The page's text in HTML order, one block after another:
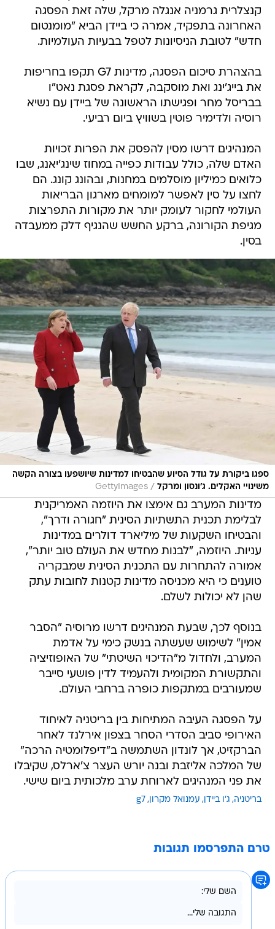
קנצלרית גרמניה אנגלה מרקל, שלה זאת הפסגה
האחרונה בתפקיד, אמרה כי ביידן הביא "מומנטום
חדש" לטובת הניסיונות לטפל בבעיות העולמיות.
בהצהרת סיכום הפסגה, מדינות G7 תקפו בחריפות
את בייג'ינג ואת מוסקבה, לקראת פסגת נאט"ו
בבריסל מחר ופגישתו הראשונה של ביידן עם נשיא
רוסיה ולדימיר פוטין בשוויץ ביום רביעי.
המנהיגים דרשו מסין להפסק את הפרות זכויות
האדם שלה, כולל עבודות כפייה במחוז שינג'יאנג, שבו
כלואים כמיליון מוסלמים במחנות, ובהונג קונג. הם
לחצו על סין לאפשר למומחים מארגון הבריאות
העולמי לחקור לעומק יותר את מקורות התפרצות
מגיפת הקורונה, ברקע החשש שהנגיף דלק ממעבדה
בסין.
ספגו ביקורת על גודל הסיוע שהבטיחו למדינות שיושפעו בצורה הקשה
משינויי האקלים. ג'ונסון ומרקל /
GettyImages
מדינות המערב גם אימצו את היוזמה האמריקנית
לבלימת תכנית התשתיות הסינית "חגורה ודרך",
והבטיחו השקעות של מיליארד דולרים במדינות
עניות. היוזמה, "לבנות מחדש את העולם טוב יותר",
אמורה להתחרות עם התכנית הסינית שמבקריה
טוענים כי היא מכניסה מדינות קטנות לחובות עתק
שהן לא יכולות לשלם.
בנוסף לכך, שבעת המנהיגים דרשו מרוסיה "הסבר
אמין" לשימוש שעשתה בנשק כימי על אדמת
המערב, ולחדול מ"הדיכוי השיטתי" של האופוזיציה
והתקשורת המקומית ולהעמיד לדין פושעי סייבר
שמעורבים במתקפות כופרה ברחבי העולם.
על הפסגה העיבה המתיחות בין בריטניה לאיחוד
האירופי סביב הסדרי הסחר בצפון אירלנד לאחר
הברקזיט, אך לונדון השתמשה ב"דיפלומטיה הרכה"
של המלכה אליזבת ובנה יורש העצר צ'ארלס, שקיבלו
את פני המנהיגים לארוחת ערב מלכותית ביום שישי.
בריטניה ג'ו ביידן עמנואל מקרון g7
טרם התפרסמו תגובות